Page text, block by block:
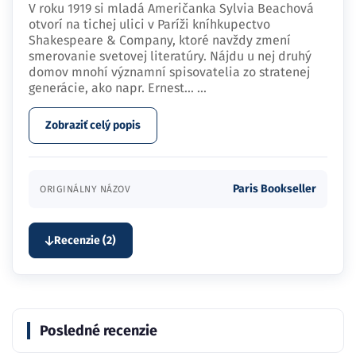
V roku 1919 si mladá Američanka Sylvia Beachová
otvorí na tichej ulici v Paríži kníhkupectvo
Shakespeare & Company, ktoré navždy zmení
smerovanie svetovej literatúry. Nájdu u nej druhý
domov mnohí významní spisovatelia zo stratenej
generácie, ako napr. Ernest… ...
Zobraziť celý popis
ORIGINÁLNY NÁZOV Paris Bookseller
Recenzie (2)
Posledné recenzie